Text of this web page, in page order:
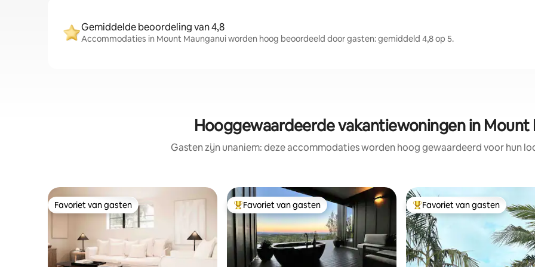
Gemiddelde beoordeling van 4,8
Accommodaties in Mount Maunganui worden hoog beoordeeld door gasten: gemiddeld 4,8 op 5.
Hooggewaardeerde vakantiewoningen in Mount
Gasten zijn unaniem: deze accommodaties worden hoog gewaardeerd voor hun
Favoriet van gasten
Favoriet van gasten Topfavoriet van gasten
Favoriet van gasten Topfavoriet van gasten
Favoriet van gasten